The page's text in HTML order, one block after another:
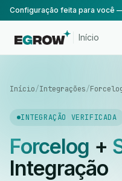
Início
Início/Integrações/
INTEGRAÇÃO VERIFICADA
Forcelog +
Integração